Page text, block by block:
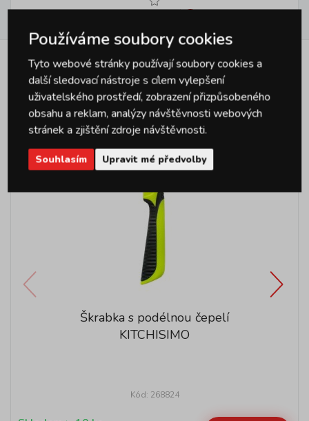
Hodnocení
Podobné produkty
Škrabka s podélnou čepelí
KITCHISIMO
Kód: 268824
Používáme soubory cookies
Tyto webové stránky používají soubory cookies a
další sledovací nástroje s cílem vylepšení
uživatelského prostředí, zobrazení přizpůsobeného
obsahu a reklam, analýzy návštěvnosti webových
stránek a zjištění zdroje návštěvnosti.
Souhlasím Upravit mé předvolby